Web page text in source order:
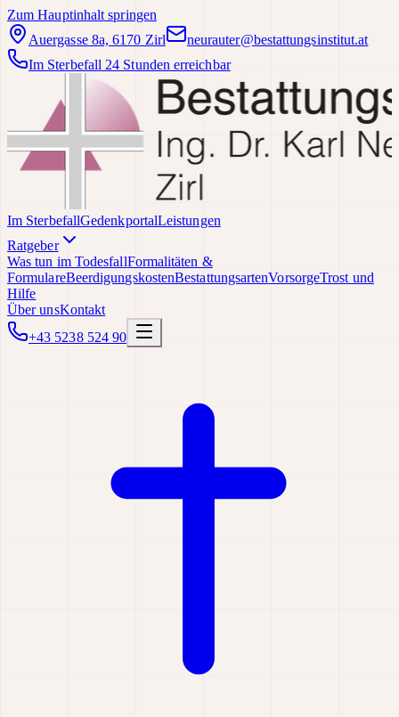
Zum Hauptinhalt springen
Auergasse 8a, 6170 Zirl
neurauter@bestattungsinstitut.at
Im Sterbefall 24 Stunden erreichbar
Im SterbefallGedenkportalLeistungen
Ratgeber
Was tun im TodesfallFormalitäten &
FormulareBeerdigungskostenBestattungsartenVorsorgeTrost und
Hilfe
Über unsKontakt
+43 5238 524 90